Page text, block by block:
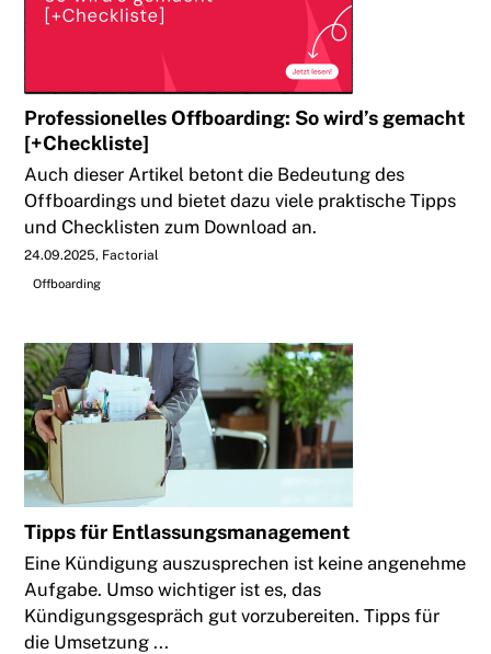
Professionelles Offboarding: So wird’s gemacht
[+Checkliste]
Auch dieser Artikel betont die Bedeutung des
Offboardings und bietet dazu viele praktische Tipps
und Checklisten zum Download an.
24.09.2025 Factorial
Offboarding
Tipps für Entlassungsmanagement
Eine Kündigung auszusprechen ist keine angenehme
Aufgabe. Umso wichtiger ist es, das
Kündigungsgespräch gut vorzubereiten. Tipps für
die Umsetzung ...